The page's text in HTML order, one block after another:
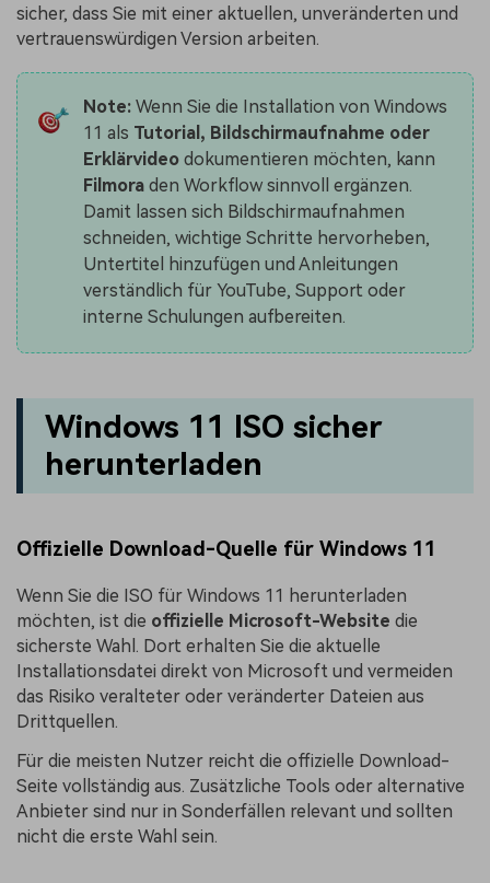
sicher, dass Sie mit einer aktuellen, unveränderten und
vertrauenswürdigen Version arbeiten.
Note:Wenn Sie die Installation von Windows
11 als Tutorial, Bildschirmaufnahme oder
Erklärvideodokumentieren möchten, kann
Filmoraden Workflow sinnvoll ergänzen.
Damit lassen sich Bildschirmaufnahmen
schneiden, wichtige Schritte hervorheben,
Untertitel hinzufügen und Anleitungen
verständlich für YouTube, Support oder
interne Schulungen aufbereiten.
Windows 11 ISO sicher
herunterladen
Offizielle Download-Quelle für Windows 11
Wenn Sie die ISO für Windows 11 herunterladen
möchten, ist die offizielle Microsoft-Website die
sicherste Wahl. Dort erhalten Sie die aktuelle
Installationsdatei direkt von Microsoft und vermeiden
das Risiko veralteter oder veränderter Dateien aus
Drittquellen.
Für die meisten Nutzer reicht die offizielle Download-
Seite vollständig aus. Zusätzliche Tools oder alternative
Anbieter sind nur in Sonderfällen relevant und sollten
nicht die erste Wahl sein.